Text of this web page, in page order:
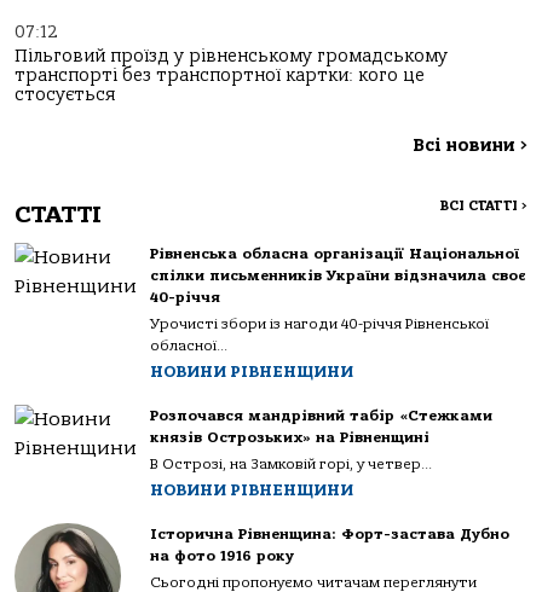
07:12
Пільговий проїзд у рівненському громадському
транспорті без транспортної картки: кого це
стосується
Всі новини >
СТАТТІ ВСІ СТАТТІ >
Рівненська обласна організації Національної
спілки письменників України відзначила своє
40-річчя
Урочисті збори із нагоди 40-річчя Рівненської
обласної...
НОВИНИ РІВНЕНЩИНИ
Розпочався мандрівний табір «Стежками
князів Острозьких» на Рівненщині
В Острозі, на Замковій горі, у четвер...
НОВИНИ РІВНЕНЩИНИ
Історична Рівненщина: Форт-застава Дубно
на фото 1916 року
Сьогодні пропонуємо читачам переглянути